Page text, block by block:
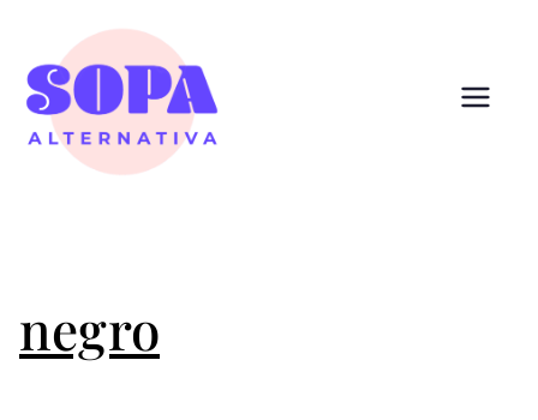
conteúdo
negro